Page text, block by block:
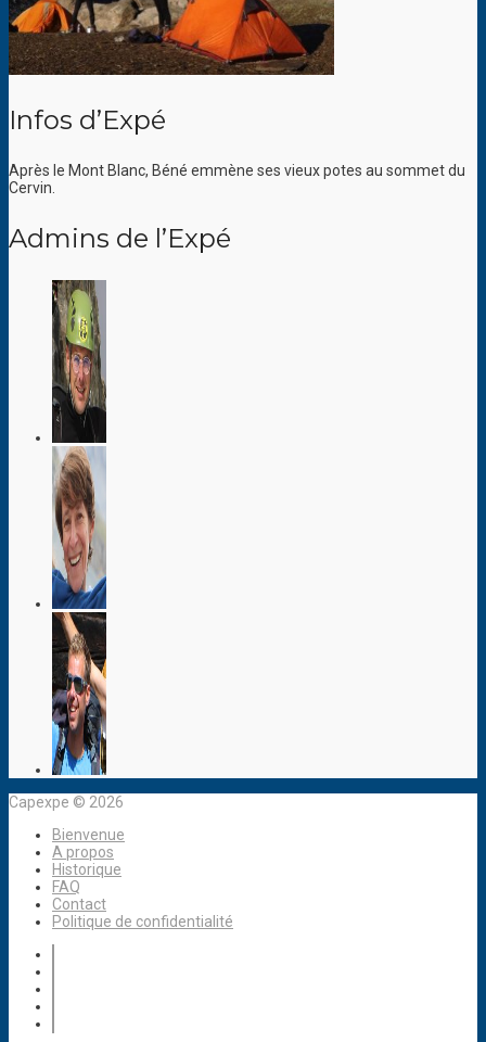
Infos d’Expé
Après le Mont Blanc, Béné emmène ses vieux potes au sommet du
Cervin.
Admins de l’Expé
Capexpe © 2026
Bienvenue
A propos
Historique
FAQ
Contact
Politique de confidentialité